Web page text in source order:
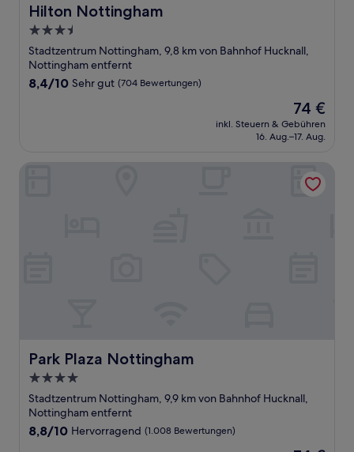
Hilton Nottingham
Hilton Nottingham
3.5-
Sterne-
Unterkunft
Stadtzentrum Nottingham, 9,8 km von Bahnhof Hucknall,
Nottingham entfernt
8.4
Bewertungen)
8,4/10 Sehr gut (704 Bewertungen)
Der
Preis
beträgt
74 €
inkl. Steuern & Gebühren
16. Aug.–17. Aug.
Park Plaza Nottingham
Park Plaza Nottingham
4.0-
Sterne-
Unterkunft
Stadtzentrum Nottingham, 9,9 km von Bahnhof Hucknall,
Nottingham entfernt
8.8
8,8/10 Hervorragend (1.008 Bewertungen)